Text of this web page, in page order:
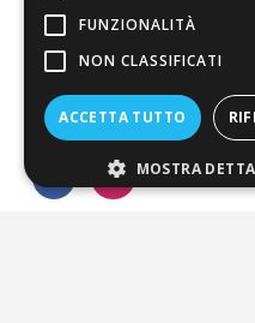
3.817
Recensioni
FUNZIONALITÀ
NON CLASSIFICATI
ACCETTA TUTTO
MOSTRA